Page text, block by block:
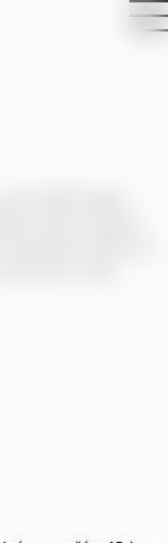
době se
s alk.